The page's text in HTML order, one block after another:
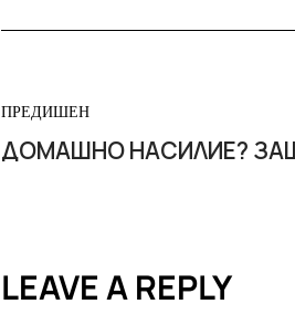
ПРЕДИШЕН
ДОМАШНО НАСИЛИЕ?
LEAVE A REPLY